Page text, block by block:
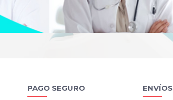
PAGO SEGURO ENVÍOS